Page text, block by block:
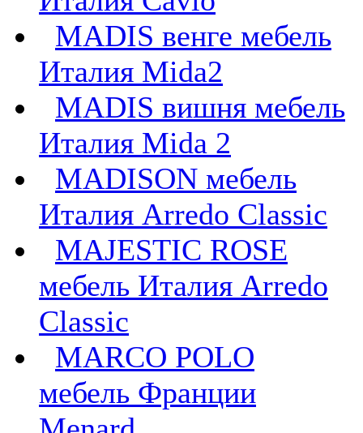
MADIS венге мебель
Италия Mida2
MADIS вишня мебель
Италия Mida 2
MADISON мебель
Италия Arredo Classic
MAJESTIC ROSE
мебель Италия Arredo
Classic
MARCO POLO
мебель Франции